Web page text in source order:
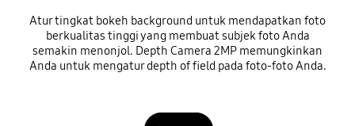
Atur tingkat bokeh background untuk mendapatkan foto
berkualitas tinggi yang membuat subjek foto Anda
semakin menonjol. Depth Camera 2MP memungkinkan
Anda untuk mengatur depth of field pada foto-foto Anda.